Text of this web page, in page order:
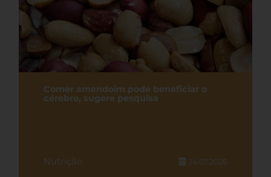
Comer amendoim pode beneficiar o
cérebro, sugere pesquisa
Nutrição 14.07.2026